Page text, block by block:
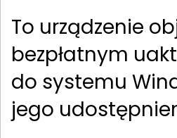
To urządzenie
bezpłatnym
do systemu
jego